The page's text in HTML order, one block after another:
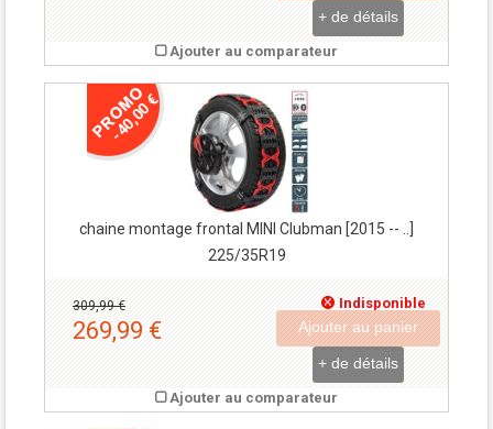
+ de détails
Ajouter au comparateur
-40,00 €
chaine montage frontal MINI Clubman [2015 -- ..]
225/35R19
Indisponible
309,99 €
269,99 € Ajouter au panier
+ de détails
Ajouter au comparateur